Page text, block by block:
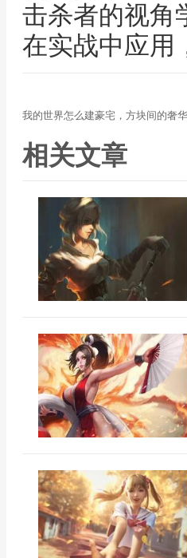
击杀者的视角
在实战中应用
我的世界怎么建豪宅，方块间的奢
相关文章